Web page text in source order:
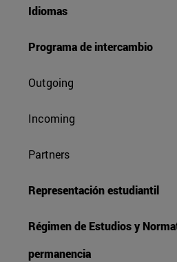
Idiomas
Programa de intercambio
Outgoing
Incoming
Partners
Representación estudiantil
Régimen de Estudios y
permanencia